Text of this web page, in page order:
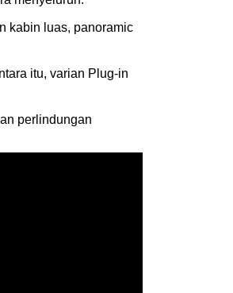
kabin luas, panoramic
itu, varian Plug-in
perlindungan